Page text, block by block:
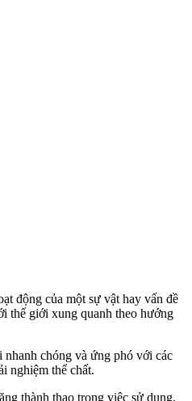
động của một sự vật hay vấn đề
thế giới xung quanh theo hướng
chóng và ứng phó với các
nghiệm thể chất.
thành thạo trong việc sử dụng,